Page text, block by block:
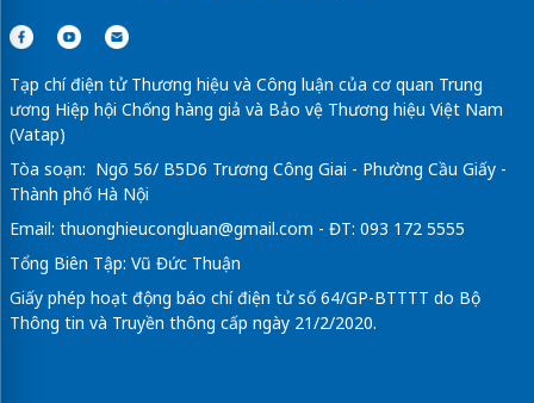
Tạp chí điện tử Thương hiệu và Công luận của cơ quan Trung
ương Hiệp hội Chống hàng giả và Bảo vệ Thương hiệu Việt Nam
(Vatap)
Tòa soạn: Ngõ 56/ B5D6 Trương Công Giai - Phường Cầu Giấy -
Thành phố Hà Nội
Email: thuonghieucongluan@gmail.com - ĐT: 093 172 5555
Tổng Biên Tập: Vũ Đức Thuận
Giấy phép hoạt động báo chí điện tử số 64/GP-BTTTT do Bộ
Thông tin và Truyền thông cấp ngày 21/2/2020.